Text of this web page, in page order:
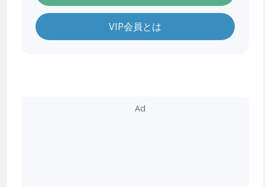
VIP会員とは